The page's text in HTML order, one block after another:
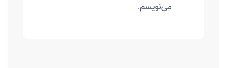
می‌نویسم.